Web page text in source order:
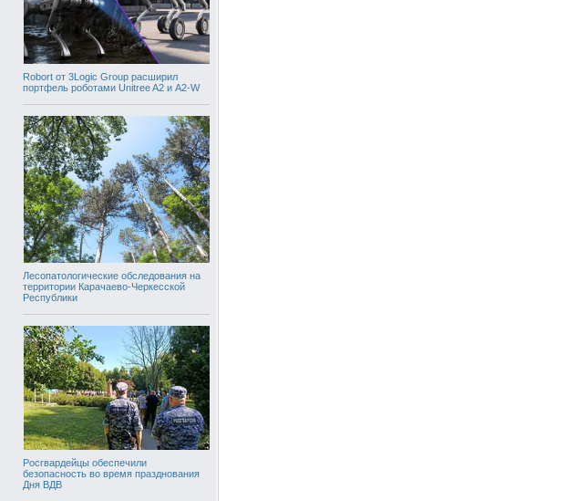
Robort от 3Logic Group расширил
портфель роботами Unitree A2 и A2-W
Лесопатологические обследования на
территории Карачаево-Черкесской
Республики
Росгвардейцы обеспечили
безопасность во время празднования
Дня ВДВ